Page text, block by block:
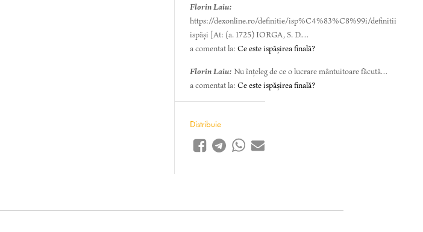
Florin Laiu:
https://dexonline.ro/definitie/isp%C4%83%C8%99i/definitii
ispăși [At: (a. 1725) IORGA, S. D.…
a comentat la:Ce este ispășirea finală?
Florin Laiu:Nu înțeleg de ce o lucrare mântuitoare făcută…
a comentat la:Ce este ispășirea finală?
Distribuie